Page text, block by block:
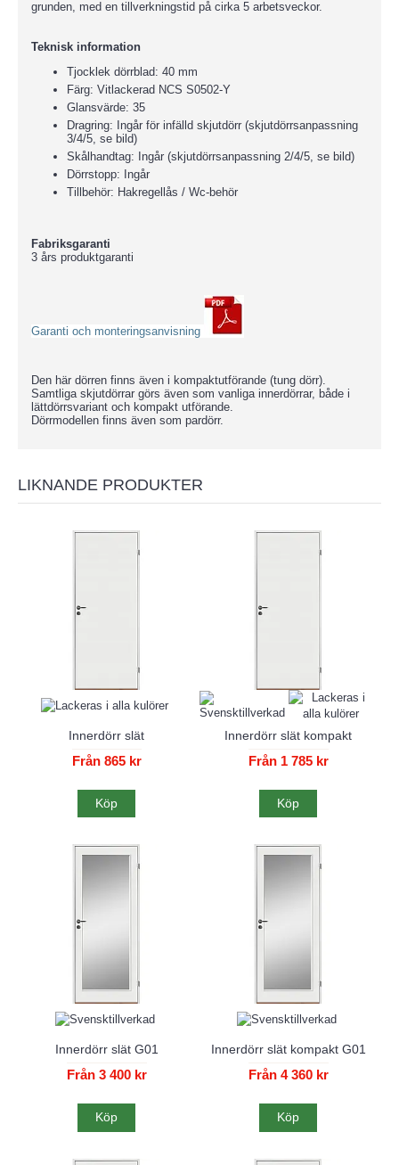
grunden, med en tillverkningstid på cirka 5 arbetsveckor.
Teknisk information
Tjocklek dörrblad: 40 mm
Färg: Vitlackerad NCS S0502-Y
Glansvärde: 35
Dragring: Ingår för infälld skjutdörr (skjutdörrsanpassning
3/4/5, se bild)
Skålhandtag: Ingår (skjutdörrsanpassning 2/4/5, se bild)
Dörrstopp: Ingår
Tillbehör: Hakregellås / Wc-behör
Fabriksgaranti
3 års produktgaranti
Garanti och monteringsanvisning
Den här dörren finns även i kompaktutförande (tung dörr).
Samtliga skjutdörrar görs även som vanliga innerdörrar, både i
lättdörrsvariant och kompakt utförande.
Dörrmodellen finns även som pardörr.
LIKNANDE PRODUKTER
Innerdörr slät
Från 865 kr
Köp
Innerdörr slät kompakt
Från 1 785 kr
Köp
Innerdörr slät G01
Från 3 400 kr
Köp
Innerdörr slät kompakt G01
Från 4 360 kr
Köp